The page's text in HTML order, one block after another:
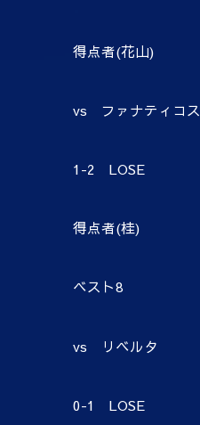
得点者(花山)
vs ファナティコス
1-2 LOSE
得点者(桂)
ベスト8
vs リベルタ
0-1 LOSE